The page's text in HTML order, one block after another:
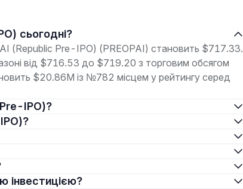
сьогодні?
(Republic Pre-IPO) (PREOPAI) становить $717.33.
від $716.53 до $719.20 з торговим обсягом
$20.86M із №782 місцем у рейтингу серед
Pre-IPO)?
інвестицією?